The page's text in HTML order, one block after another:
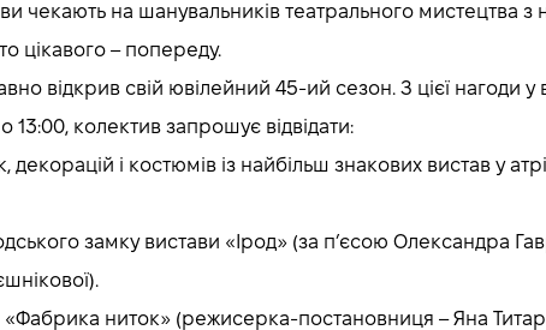
чекають на шанувальників театрального мистецтва
цікавого – попереду.
відкрив свій ювілейний 45-ий сезон. З цієї нагоди у
13:00, колектив запрошує відвідати:
і костюмів із найбільш знакових вистав у
замку вистави «Ірод» (за п’єсою Олександра
«Фабрика ниток» (режисерка-постановниця – Яна